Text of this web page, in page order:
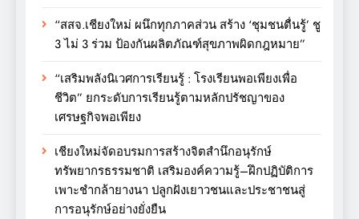
“สสจ.เชียงใหม่ ผนึกทุกภาคส่วน สร้าง ‘ชุมชนตื่นรู้’ ชู
3 ไม่ 3 ร่วม ป้องกันผลิตภัณฑ์สุขภาพผิดกฎหมาย”
“เสริมพลังนิเวศการเรียนรู้ : โรงเรียนพอเพียงเพื่อ
ชีวิต” ยกระดับการเรียนรู้ตามหลักปรัชญาของ
เศรษฐกิจพอเพียง
เชียงใหม่จัดอบรมการสร้างจิตสำนึกอนุรักษ์
ทรัพยากรธรรมชาติ เสริมองค์ความรู้–ฝึกปฏิบัติการ
เพาะชำกล้ายางนา ปลูกฝังเยาวชนและประชาชนสู่
การอนุรักษ์อย่างยั่งยืน